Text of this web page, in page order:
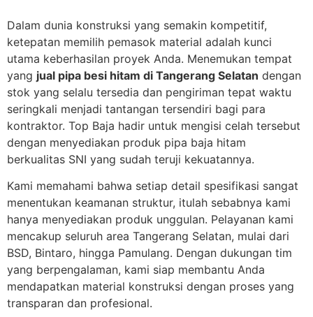
Dalam dunia konstruksi yang semakin kompetitif,
ketepatan memilih pemasok material adalah kunci
utama keberhasilan proyek Anda. Menemukan tempat
yang jual pipa besi hitam di Tangerang Selatan dengan
stok yang selalu tersedia dan pengiriman tepat waktu
seringkali menjadi tantangan tersendiri bagi para
kontraktor. Top Baja hadir untuk mengisi celah tersebut
dengan menyediakan produk pipa baja hitam
berkualitas SNI yang sudah teruji kekuatannya.
Kami memahami bahwa setiap detail spesifikasi sangat
menentukan keamanan struktur, itulah sebabnya kami
hanya menyediakan produk unggulan. Pelayanan kami
mencakup seluruh area Tangerang Selatan, mulai dari
BSD, Bintaro, hingga Pamulang. Dengan dukungan tim
yang berpengalaman, kami siap membantu Anda
mendapatkan material konstruksi dengan proses yang
transparan dan profesional.